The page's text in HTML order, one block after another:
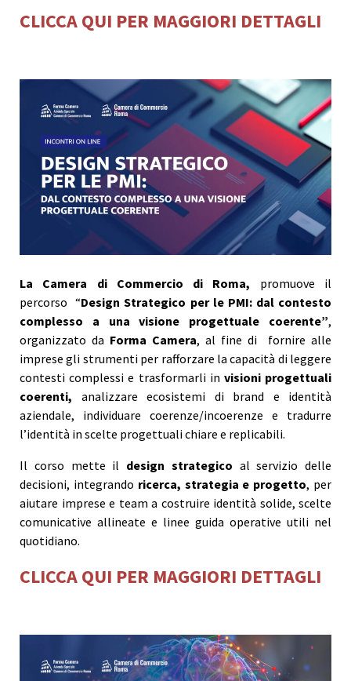
CLICCA QUI PER MAGGIORI DETTAGLI
La Camera di Commercio di Roma, promuove il
percorso “Design Strategico per le PMI: dal contesto
complesso a una visione progettuale coerente”,
organizzato da Forma Camera, al fine di fornire alle
imprese gli strumenti per rafforzare la capacità di leggere
contesti complessi e trasformarli in visioni progettuali
coerenti, analizzare ecosistemi di brand e identità
aziendale, individuare coerenze/incoerenze e tradurre
l’identità in scelte progettuali chiare e replicabili.
Il corso mette il design strategico al servizio delle
decisioni, integrando ricerca, strategia e progetto, per
aiutare imprese e team a costruire identità solide, scelte
comunicative allineate e linee guida operative utili nel
quotidiano.
CLICCA QUI PER MAGGIORI DETTAGLI